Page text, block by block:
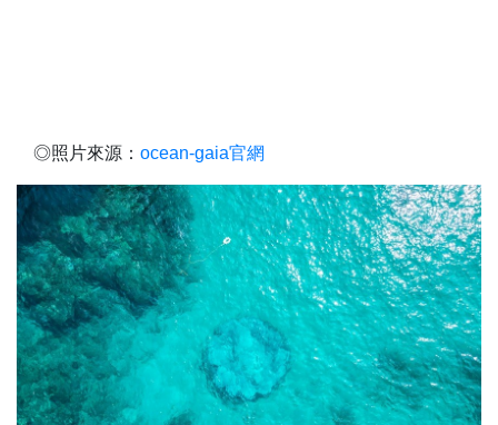
◎照片來源： ocean-gaia官網